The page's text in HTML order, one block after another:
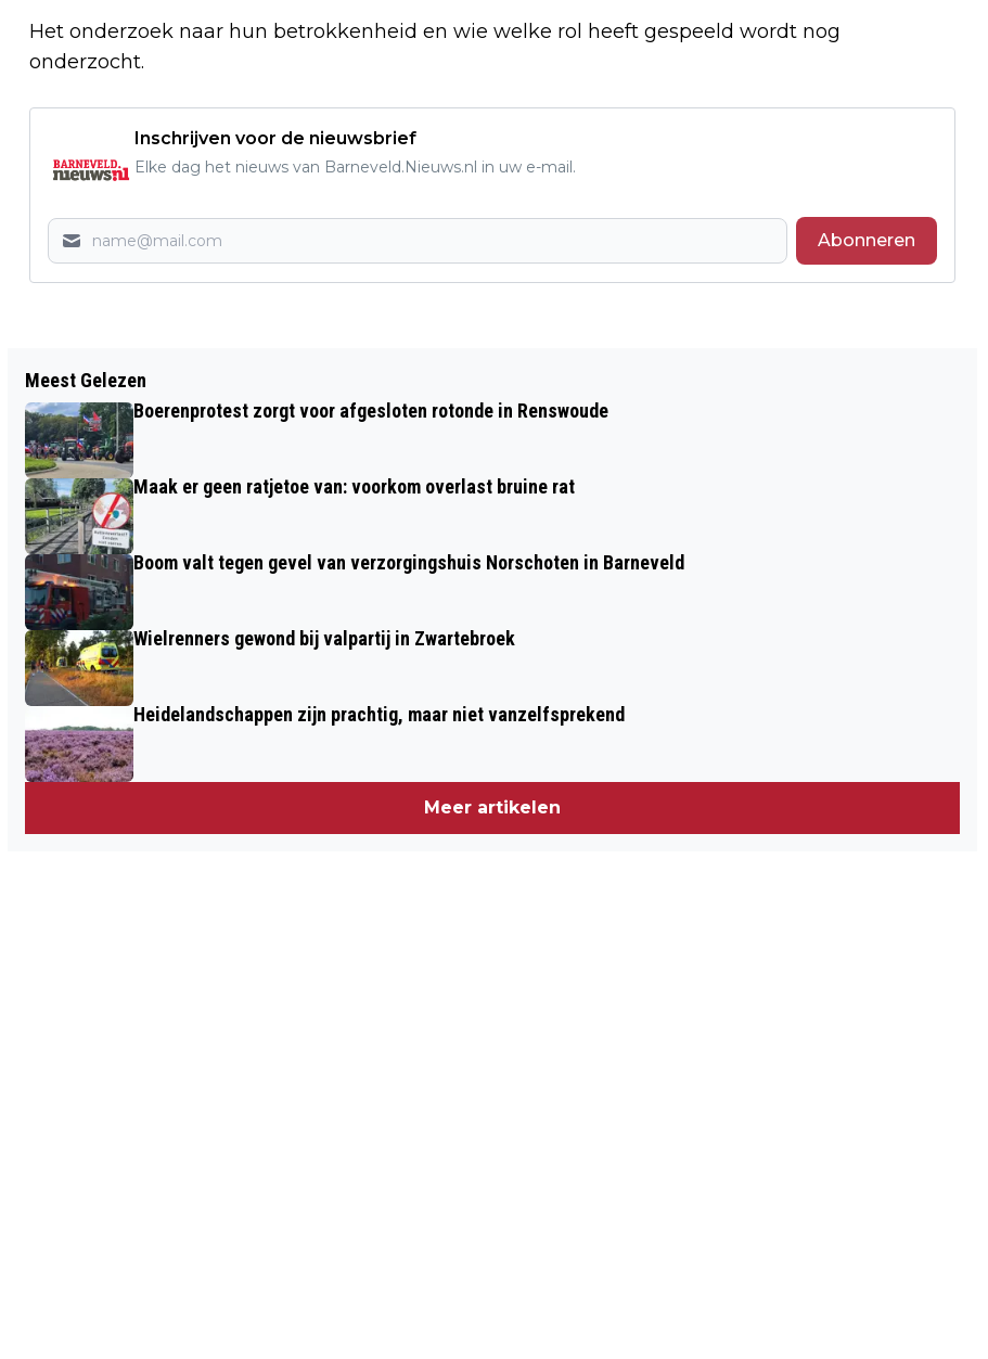
Het onderzoek naar hun betrokkenheid en wie welke rol heeft gespeeld wordt nog
onderzocht.
Inschrijven voor de nieuwsbrief
Elke dag het nieuws van Barneveld.Nieuws.nl in uw e-mail.
Abonneren
VVD-KAMERLID HESTER VELTMAN-
KAMP UIT OTTERLO NIET OPNIEUW
VERKIESBAAR VOOR TWEEDE KAMER
MET DRIE AUTO’S OP A1 AMERSFOORT
Meest Gelezen
Boerenprotest zorgt voor afgesloten rotonde in Renswoude
Maak er geen ratjetoe van: voorkom overlast bruine rat
Boom valt tegen gevel van verzorgingshuis Norschoten in Barneveld
Wielrenners gewond bij valpartij in Zwartebroek
Heidelandschappen zijn prachtig, maar niet vanzelfsprekend
Meer artikelen